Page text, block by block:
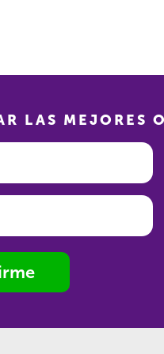
LAS MEJORES